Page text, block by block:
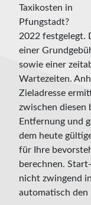
2022 festgelegt.
einer
sowie einer
Wartezeiten.
Zieladresse
zwischen diesen
Entfernung und
dem heute
für Ihre
berechnen.
nicht zwingend
automatisch den